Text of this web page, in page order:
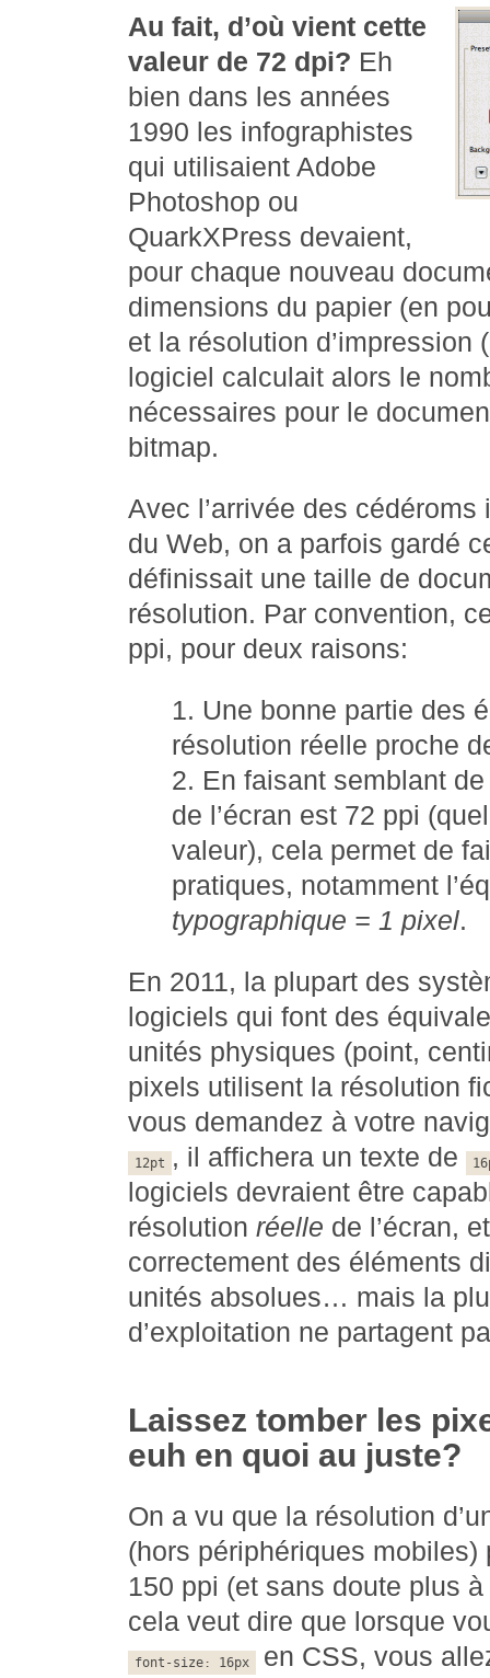
Au fait, d’où vient cette
valeur de 72 dpi? Eh
bien dans les années
1990 les infographistes
qui utilisaient Adobe
Photoshop ou
QuarkXPress devaient,
pour chaque nouveau
dimensions du papier (en
et la résolution d’impression
logiciel calculait alors le
nécessaires pour le
bitmap.
Avec l’arrivée des
du Web, on a parfois gardé
définissait une taille de
résolution. Par convention,
ppi, pour deux raisons:
Une bonne partie des
résolution réelle proche
En faisant semblant
de l’écran est 72 ppi
valeur), cela permet de
pratiques, notamment
typographique = 1 pixel.
En 2011, la plupart des
logiciels qui font des
unités physiques (point,
pixels utilisent la résolution
vous demandez à votre
12pt , il affichera un texte de
logiciels devraient être
résolution réelle de l’écran,
correctement des éléments
unités absolues… mais la
d’exploitation ne partagent
Laissez tomber les
euh en quoi au juste?
On a vu que la résolution
(hors périphériques mobiles)
150 ppi (et sans doute plus
cela veut dire que lorsque
font-size: 16px
en CSS, vous